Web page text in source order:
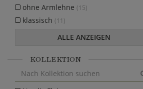
ohne Armlehne (15)
klassisch (11)
ALLE ANZEIGEN
KOLLEKTION